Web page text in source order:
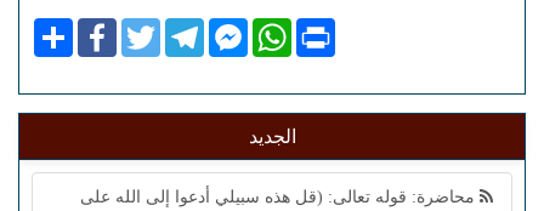
ShareFacebookTwitterTelegramFacebook
Messenger
WhatsApp Print
الجديد
محاضرة: قوله تعالى: (قل هذه سبيلي أدعوا إلى الله على